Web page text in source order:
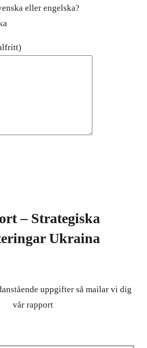
eller engelska?
– Strategiska
Ukraina
uppgifter så mailar vi dig
vår rapport